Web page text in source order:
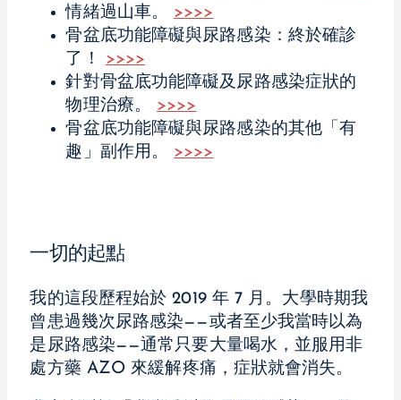
情緒過山車。 >>>>
骨盆底功能障礙與尿路感染：終於確診
了！ >>>>
針對骨盆底功能障礙及尿路感染症狀的
物理治療。 >>>>
骨盆底功能障礙與尿路感染的其他「有
趣」副作用。 >>>>
一切的起點
我的這段歷程始於 2019 年 7 月。大學時期我
曾患過幾次尿路感染——或者至少我當時以為
是尿路感染——通常只要大量喝水，並服用非
處方藥 AZO 來緩解疼痛，症狀就會消失。